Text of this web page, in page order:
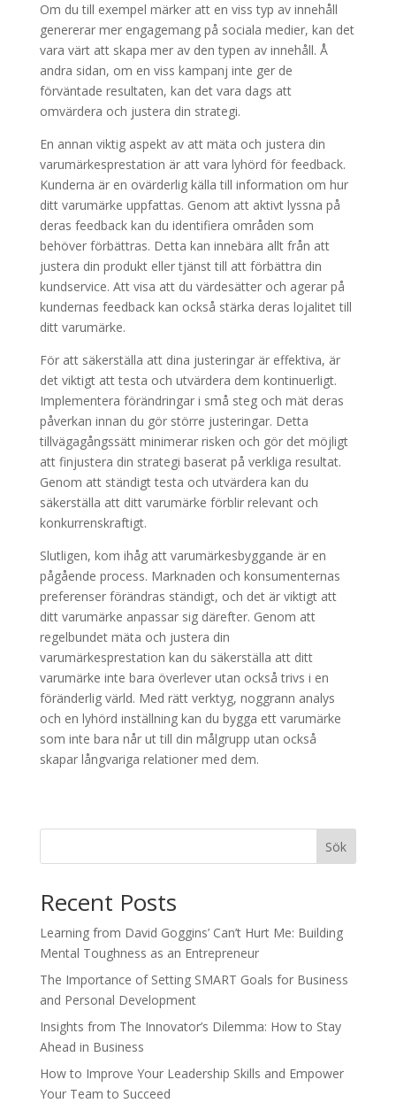
Om du till exempel märker att en viss typ av innehåll
genererar mer engagemang på sociala medier, kan det
vara värt att skapa mer av den typen av innehåll. Å
andra sidan, om en viss kampanj inte ger de
förväntade resultaten, kan det vara dags att
omvärdera och justera din strategi.
En annan viktig aspekt av att mäta och justera din
varumärkesprestation är att vara lyhörd för feedback.
Kunderna är en ovärderlig källa till information om hur
ditt varumärke uppfattas. Genom att aktivt lyssna på
deras feedback kan du identifiera områden som
behöver förbättras. Detta kan innebära allt från att
justera din produkt eller tjänst till att förbättra din
kundservice. Att visa att du värdesätter och agerar på
kundernas feedback kan också stärka deras lojalitet till
ditt varumärke.
För att säkerställa att dina justeringar är effektiva, är
det viktigt att testa och utvärdera dem kontinuerligt.
Implementera förändringar i små steg och mät deras
påverkan innan du gör större justeringar. Detta
tillvägagångssätt minimerar risken och gör det möjligt
att finjustera din strategi baserat på verkliga resultat.
Genom att ständigt testa och utvärdera kan du
säkerställa att ditt varumärke förblir relevant och
konkurrenskraftigt.
Slutligen, kom ihåg att varumärkesbyggande är en
pågående process. Marknaden och konsumenternas
preferenser förändras ständigt, och det är viktigt att
ditt varumärke anpassar sig därefter. Genom att
regelbundet mäta och justera din
varumärkesprestation kan du säkerställa att ditt
varumärke inte bara överlever utan också trivs i en
föränderlig värld. Med rätt verktyg, noggrann analys
och en lyhörd inställning kan du bygga ett varumärke
som inte bara når ut till din målgrupp utan också
skapar långvariga relationer med dem.
Sök
Recent Posts
Learning from David Goggins’ Can’t Hurt Me: Building
Mental Toughness as an Entrepreneur
The Importance of Setting SMART Goals for Business
and Personal Development
Insights from The Innovator’s Dilemma: How to Stay
Ahead in Business
How to Improve Your Leadership Skills and Empower
Your Team to Succeed